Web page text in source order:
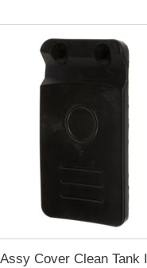
Assy Cover Clean Tank